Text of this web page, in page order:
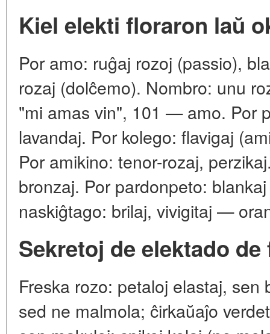
Kiel elekti floraron laŭ
Por amo: ruĝaj rozoj (passio),
rozaj (dolĉemo). Nombro: unu
"mi amas vin", 101 — amo. Por
lavandaj. Por kolego: flavigaj
Por amikino: tenor-rozaj,
bronzaj. Por pardonpeto:
naskiĝtago: brilaj, vivigitaj —
Sekretoj de elektado
Freska rozo: petaloj elastaj,
sed ne malmola; ĉirkaŭaĵo